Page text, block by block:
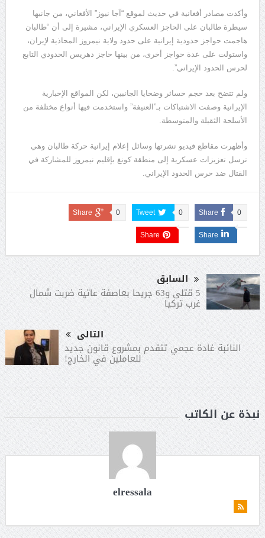
وأكدت مصادر أفغانية في حديث لموقع “آجا نيوز” الأفغاني، من جانبها
سيطرة طالبان على الحاجز العسكري الإيراني، مشيرة إلى أن “طالبان
هاجمت حواجز حدودية إيرانية على حدود ولاية نيمروز المحاذية لإيران،
واستولت على عدة حواجز أخرى، من بينها حاجز دهريس الحدودي التابع
لحرس الحدود الإيراني”.
ولم تتضح بعد حجم خسائر وضحايا الجانبين، لكن المواقع الإخبارية
الإيرانية وصفت الاشتباكات بـ”العنيفة” واستخدمت فيها أنواع مختلفة من
الأسلحة الثقيلة والمتوسطة.
وأظهرت مقاطع فيديو نشرتها وسائل إعلام إيرانية حركة طالبان وهي
ترسل تعزيزات عسكرية إلى منطقة كونغ بإقليم نيمروز للمشاركة في
القتال ضد حرس الحدود الإيراني.
Share 0
Tweet 0
Share 0
Share
Share
السابق
5 قتلى و63 جريحا بعاصفة عاتية ضربت شمال
غرب تركيا
التالى
النائبة غادة عجمي تتقدم بمشروع قانون جديد
للعاملين في الخارج!
نبذة عن الكاتب
elressala